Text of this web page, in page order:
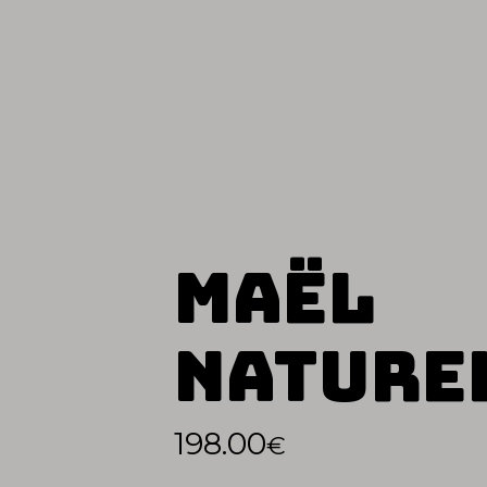
Maël
198.00€